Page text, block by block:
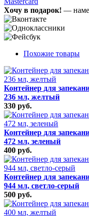
Хочу в подарок! —
Похожие товары
Контейнер для
236 мл, желтый
330 руб.
Контейнер для
472 мл, зеленый
400 руб.
Контейнер для
944 мл, светло-серый
500 руб.